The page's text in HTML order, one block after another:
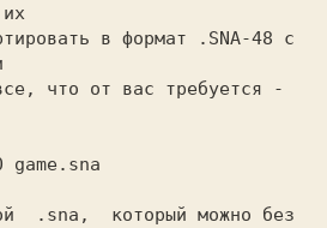
в формат
.SNA-48 с
что от вас требуется -
.sna,
  который можно без